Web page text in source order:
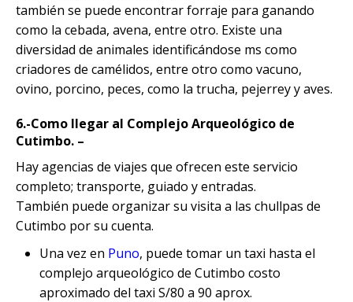
también se puede encontrar forraje para ganando
como la cebada, avena, entre otro. Existe una
diversidad de animales identificándose ms como
criadores de camélidos, entre otro como vacuno,
ovino, porcino, peces, como la trucha, pejerrey y aves.
6.-Como llegar al Complejo Arqueológico de
Cutimbo. –
Hay agencias de viajes que ofrecen este servicio
completo; transporte, guiado y entradas.
También puede organizar su visita a las chullpas de
Cutimbo por su cuenta.
Una vez en Puno, puede tomar un taxi hasta el
complejo arqueológico de Cutimbo costo
aproximado del taxi S/80 a 90 aprox.